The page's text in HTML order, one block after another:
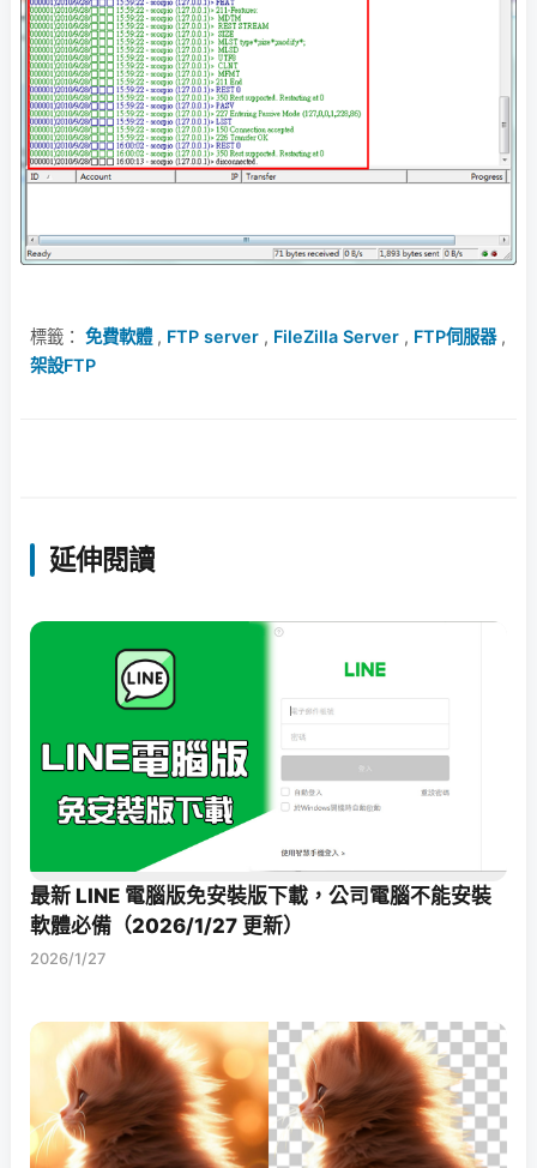
標籤： 免費軟體, FTP server , FileZilla Server , FTP伺服器,
架設FTP
延伸閱讀
最新 LINE 電腦版免安裝版下載，公司電腦不能安裝
軟體必備（2026/1/27 更新）
2026/1/27